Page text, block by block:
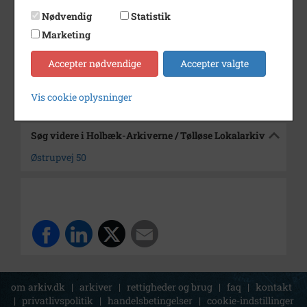
Dateringsnote
1994
Fotograf
Arkiv
Holbæk-Arkiverne / Tølløse
Lokalarkiv
Kontakt arkivet
Søg videre i Holbæk-Arkiverne / Tølløse Lokalarkiv
Østrupvej 50
om arkiv.dk | arkiver | rettigheder og brug | faq | kontakt
| privatlivspolitik | handelsbetingelser | cookie-indstillinger
Nødvendig
Statistik
Marketing
Accepter nødvendige Accepter valgte
Vis cookie oplysninger